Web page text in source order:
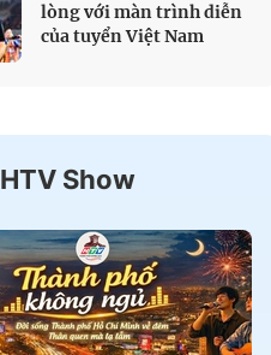
lòng với màn trình diễn
của tuyển Việt Nam
HTV Show